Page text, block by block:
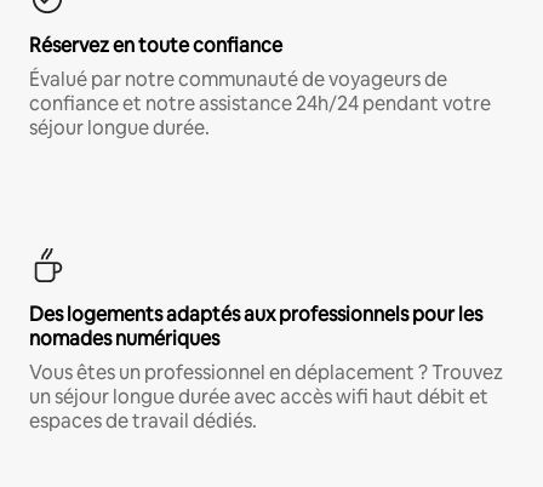
Réservez en toute confiance
Évalué par notre communauté de voyageurs de
confiance et notre assistance 24h/24 pendant votre
séjour longue durée.
Des logements adaptés aux professionnels pour les
nomades numériques
Vous êtes un professionnel en déplacement ? Trouvez
un séjour longue durée avec accès wifi haut débit et
espaces de travail dédiés.